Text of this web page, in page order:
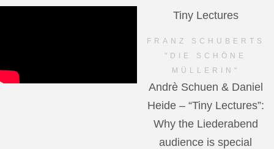
Tiny Lectures
FRANZ SCHUBERTS
"DIE SCHÖNE
MÜLLERIN"
Andrè Schuen & Daniel
Heide – “Tiny Lectures”:
Why the Liederabend
audience is special